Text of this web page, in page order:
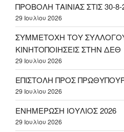
ΠΡΟΒΟΛΗ ΤΑΙΝΙΑΣ ΣΤΙΣ 30-8-
29 Ιουλίου 2026
ΣΥΜΜΕΤΟΧΗ ΤΟΥ
ΚΙΝΗΤΟΠΟΙΗΣΕΙΣ ΣΤΗΝ ΔΕΘ
29 Ιουλίου 2026
ΕΠΙΣΤΟΛΗ ΠΡΟΣ
29 Ιουλίου 2026
ΕΝΗΜΕΡΩΣΗ ΙΟΥΛΙΟΣ 2026
29 Ιουλίου 2026